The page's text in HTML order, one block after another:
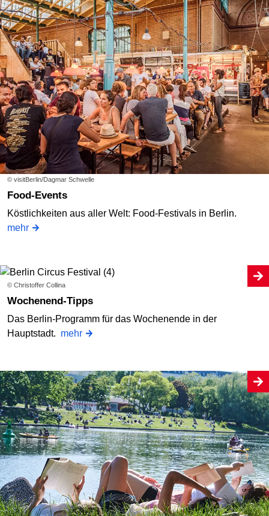
© visitBerlin/Dagmar Schwelle
Food-Events
Köstlichkeiten aus aller Welt: Food-Festivals in Berlin.
mehr
© Christoffer Collina
Wochenend-Tipps
Das Berlin-Programm für das Wochenende in der
Hauptstadt. mehr